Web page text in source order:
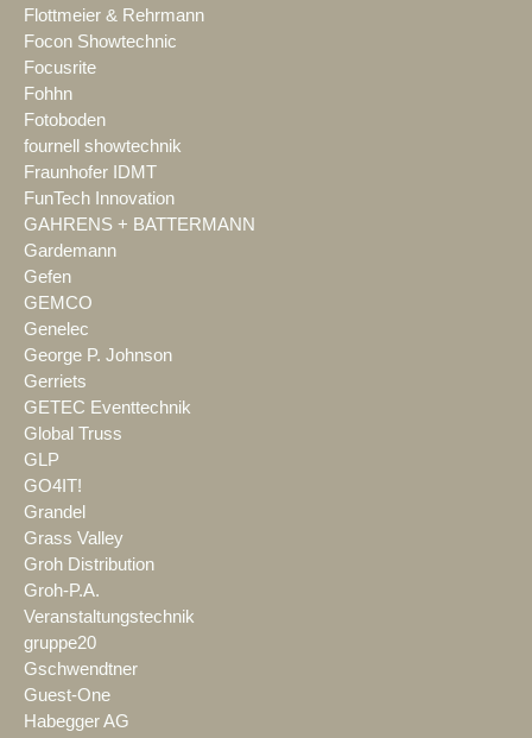
Flottmeier & Rehrmann
Focon Showtechnic
Focusrite
Fohhn
Fotoboden
fournell showtechnik
Fraunhofer IDMT
FunTech Innovation
GAHRENS + BATTERMANN
Gardemann
Gefen
GEMCO
Genelec
George P. Johnson
Gerriets
GETEC Eventtechnik
Global Truss
GLP
GO4IT!
Grandel
Grass Valley
Groh Distribution
Groh-P.A.
Veranstaltungstechnik
gruppe20
Gschwendtner
Guest-One
Habegger AG